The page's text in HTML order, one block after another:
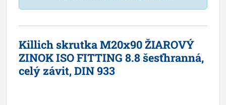
Killich skrutka M20x90 ŽIAROVÝ
ZINOK ISO FITTING 8.8 šesťhranná,
celý závit, DIN 933